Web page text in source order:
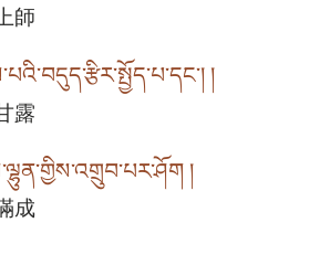
師
།
露
།
成